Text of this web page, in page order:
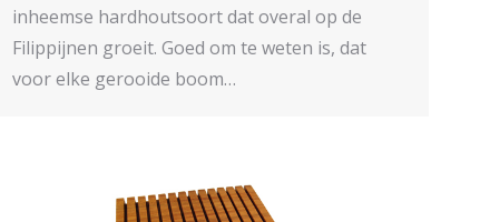
inheemse hardhoutsoort dat overal op de
Filippijnen groeit. Goed om te weten is, dat
voor elke gerooide boom…